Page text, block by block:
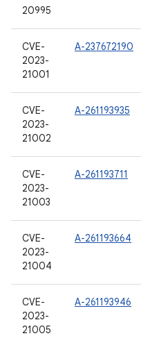
20995
CVE-
2023-
21001
A-237672190
CVE-
2023-
21002
A-261193935
CVE-
2023-
21003
A-261193711
CVE-
2023-
21004
A-261193664
CVE-
2023-
21005
A-261193946